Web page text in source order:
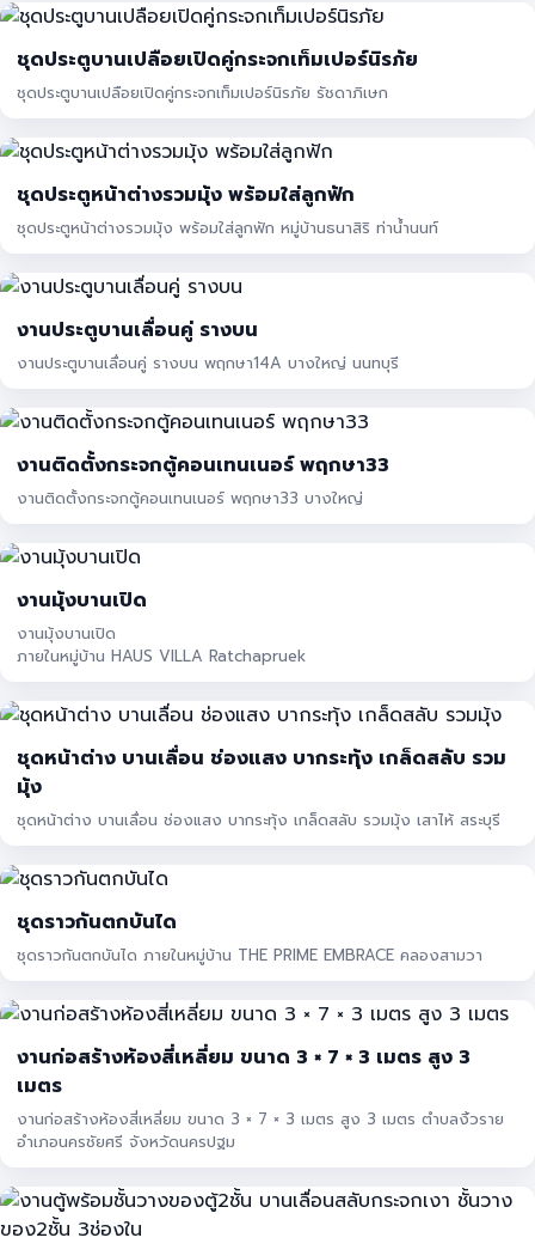
ชุดประตูบานเปลือยเปิดคู่กระจกเท็มเปอร์นิรภัย
ชุดประตูบานเปลือยเปิดคู่กระจกเท็มเปอร์นิรภัย รัชดาภิเษก
ชุดประตูหน้าต่างรวมมุ้ง พร้อมใส่ลูกฟัก
ชุดประตูหน้าต่างรวมมุ้ง พร้อมใส่ลูกฟัก หมู่บ้านธนาสิริ ท่าน้ำนนท์
งานประตูบานเลื่อนคู่ รางบน
งานประตูบานเลื่อนคู่ รางบน พฤกษา14A บางใหญ่ นนทบุรี
งานติดตั้งกระจกตู้คอนเทนเนอร์ พฤกษา33
งานติดตั้งกระจกตู้คอนเทนเนอร์ พฤกษา33 บางใหญ่
งานมุ้งบานเปิด
งานมุ้งบานเปิด
ภายในหมู่บ้าน HAUS VILLA Ratchapruek
ชุดหน้าต่าง บานเลื่อน ช่องแสง บากระทุ้ง เกล็ดสลับ รวม
มุ้ง
ชุดหน้าต่าง บานเลื่อน ช่องแสง บากระทุ้ง เกล็ดสลับ รวมมุ้ง เสาไห้ สระบุรี
ชุดราวกันตกบันได
ชุดราวกันตกบันได ภายในหมู่บ้าน THE PRIME EMBRACE คลองสามวา
งานก่อสร้างห้องสี่เหลี่ยม ขนาด 3 × 7 × 3 เมตร สูง 3
เมตร
งานก่อสร้างห้องสี่เหลี่ยม ขนาด 3 × 7 × 3 เมตร สูง 3 เมตร ตำบลงิ้วราย
อำเภอนครชัยศรี จังหวัดนครปฐม